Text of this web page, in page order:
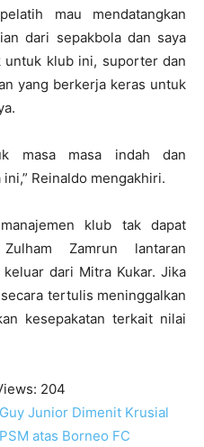
mau mendatangkan
dari sepakbola dan saya
untuk klub ini, suporter dan
yang berkerja keras untuk
masa masa indah dan
Reinaldo mengakhiri.
klub tak dapat
Zamrun lantaran
dari Mitra Kukar. Jika
tertulis meninggalkan
kesepakatan terkait nilai
204
Junior Dimenit Krusial
atas Borneo FC